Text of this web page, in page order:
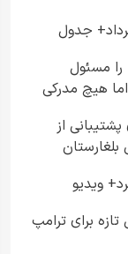
را مسئول
هیچ مدرکی
از
بلغارستان
ویدیو
برای ترامپ